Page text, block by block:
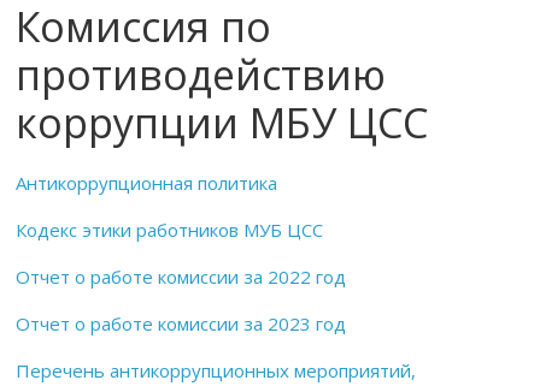
Комиссия по
противодействию
коррупции МБУ ЦСС
Антикоррупционная политика
Кодекс этики работников МУБ ЦСС
Отчет о работе комиссии за 2022 год
Отчет о работе комиссии за 2023 год
Перечень антикоррупционных мероприятий,